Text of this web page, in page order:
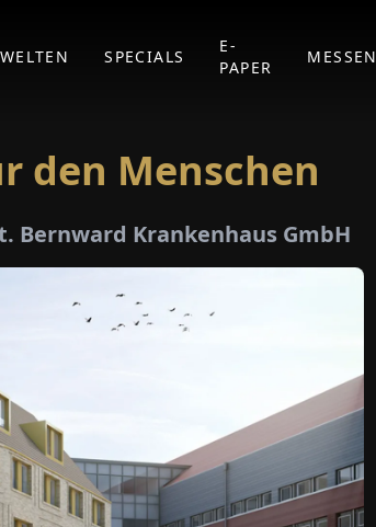
SPECIALS
E-
PAPER
MESSEN
den Menschen
Bernward Krankenhaus GmbH